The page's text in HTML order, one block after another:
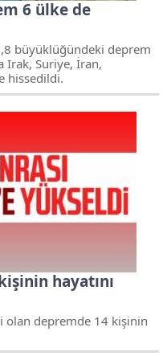
6 ülke de
büyüklüğündeki deprem
Irak, Suriye, İran,
hissedildi.
hayatını
olan depremde 14 kişinin